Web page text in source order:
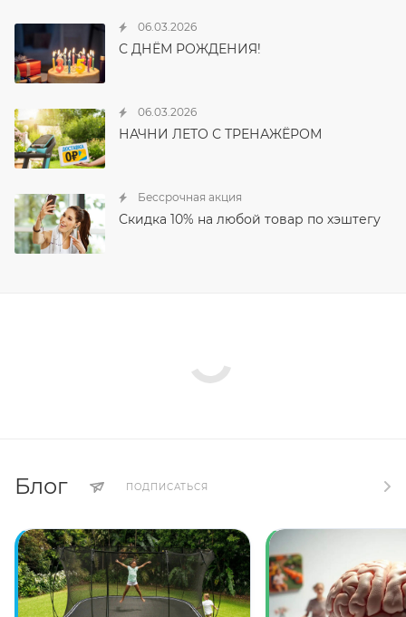
06.03.2026
С ДНЁМ РОЖДЕНИЯ!
06.03.2026
НАЧНИ ЛЕТО С ТРЕНАЖЁРОМ
Бессрочная акция
Скидка 10% на любой товар по хэштегу
Блог ПОДПИСАТЬСЯ